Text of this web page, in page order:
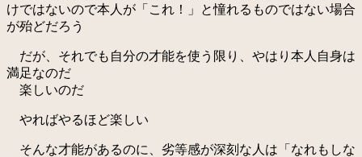
けではないので本人が「これ！」と憧れるものではない場合
が殆どだろう
だが、それでも自分の才能を使う限り、やはり本人自身は
満足なのだ
楽しいのだ
やればやるほど楽しい
そんな才能があるのに、劣等感が深刻な人は「なれもしな